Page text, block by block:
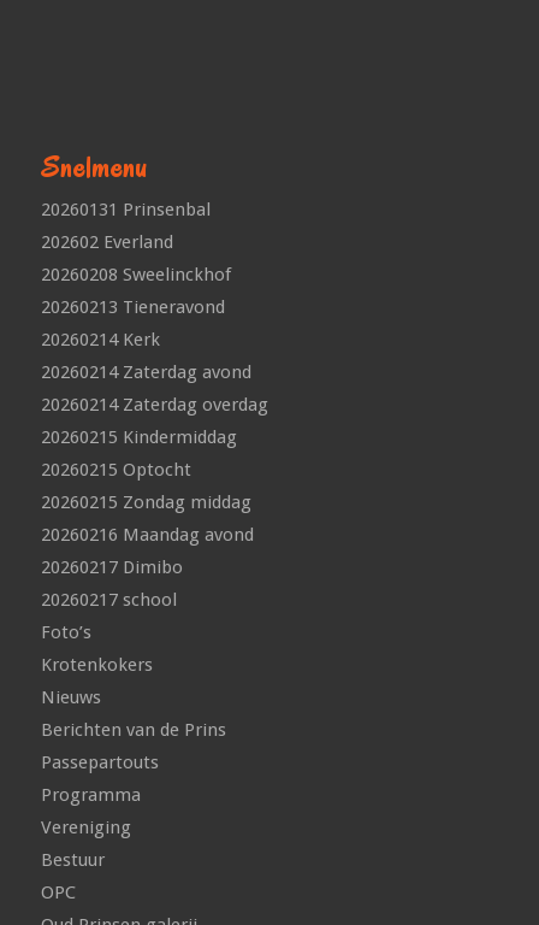
Snelmenu
20260131 Prinsenbal
202602 Everland
20260208 Sweelinckhof
20260213 Tieneravond
20260214 Kerk
20260214 Zaterdag avond
20260214 Zaterdag overdag
20260215 Kindermiddag
20260215 Optocht
20260215 Zondag middag
20260216 Maandag avond
20260217 Dimibo
20260217 school
Foto’s
Krotenkokers
Nieuws
Berichten van de Prins
Passepartouts
Programma
Vereniging
Bestuur
OPC